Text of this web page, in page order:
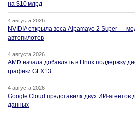
на $10 млрд
4 августа 2026
NVIDIA открыла веса Alpamayo 2 Super —
автопилотов
4 августа 2026
AMD начала добавлять в Linux поддержку
графики GFX13
4 августа 2026
Google Cloud представила двух ИИ-агентов
данных